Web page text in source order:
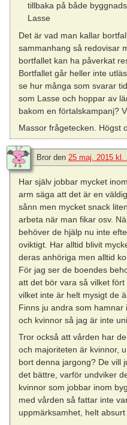
tillbaka på både
Lasse
Det är vad man kallar
sammanhang så redovisar
bortfallet kan ha påverkat
Bortfallet går heller inte
se hur många som svarar
som Lasse och hoppar av
bakom en förtalskampanj?
Massor frågetecken. Högst
Bror den 25 maj, 2015 kl.
Har själv jobbar mycket
arm säga att det är en
sånn men mycket snack
arbeta när man fikar osv.
behöver de hjälp nu inte
oviktigt. Har alltid blivit
deras anhöriga men alltid
För jag ser de boendes
att det bör vara så vilket
vilket inte är helt mysigt de
Finns ju andra som
och kvinnor så jag är inte
Tror också att vården har
och majoriteten är kvinnor,
bort denna jargong? De vill
det bättre, varför undviker
kvinnor som jobbar inom
med vården så fattar inte
uppmärksamhet, helt absurt